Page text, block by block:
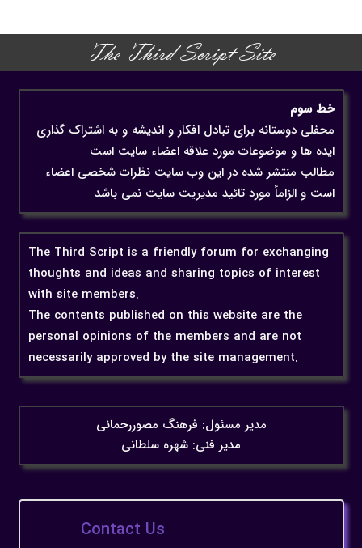
The Third Script Site
خط سوم
محفلی دوستانه برای تبادل افکار و اندیشه و به اشتراک گذاری
ایده ها و موضوعات مورد علاقه اعضاء سایت است
مطالب منتشر شده در این وب سایت نظرات شخصی اعضاء
است و الزاماً مورد تائید مدیریت سایت نمی باشد
The Third Script is a friendly forum for exchanging
thoughts and ideas and sharing topics of interest
with site members.
The contents published on this website are the
personal opinions of the members and are not
necessarily approved by the site management.
مدیر مسئول: فرهنگ مصوررحمانی
مدیر فنی: شهره سلطانی
Contact Us